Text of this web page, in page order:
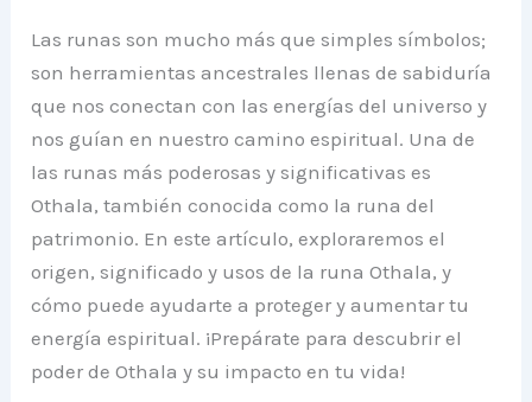
Las runas son mucho más que simples símbolos;
son herramientas ancestrales llenas de sabiduría
que nos conectan con las energías del universo y
nos guían en nuestro camino espiritual. Una de
las runas más poderosas y significativas es
Othala, también conocida como la runa del
patrimonio. En este artículo, exploraremos el
origen, significado y usos de la runa Othala, y
cómo puede ayudarte a proteger y aumentar tu
energía espiritual. ¡Prepárate para descubrir el
poder de Othala y su impacto en tu vida!